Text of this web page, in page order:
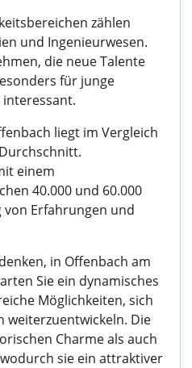
zählen
und Ingenieurwesen.
die neue Talente
für junge
interessant.
liegt im Vergleich
einem
40.000 und 60.000
von Erfahrungen und
in Offenbach am
Sie ein dynamisches
Möglichkeiten, sich
Die
Charme als auch
sie ein attraktiver